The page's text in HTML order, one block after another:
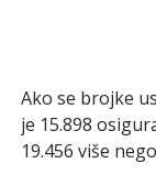
Ako se brojke
je 15.898
19.456 više